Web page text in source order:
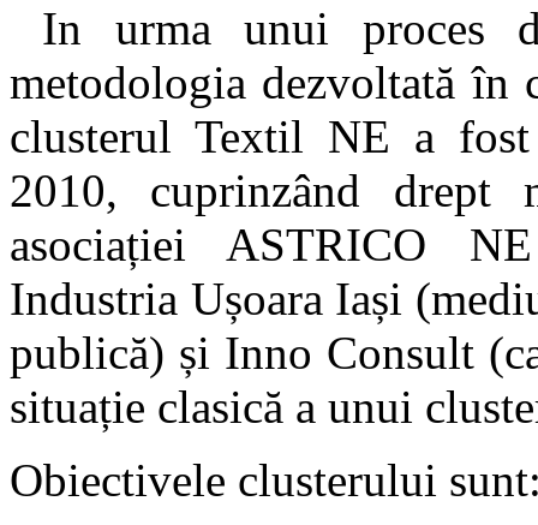
In urma unui proces
metodologia dezvoltată
clusterul Textil NE a
2010, cuprinzând drept
asociației ASTRICO
Industria Ușoara Iași
publică) și Inno Consult
situație clasică a unui
Obiectivele clusterului